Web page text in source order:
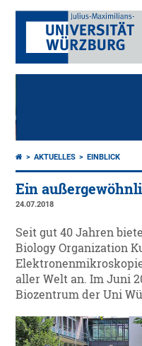
AKTUELLES EINBLICK
Ein
24.07.2018
Seit gut 40 Jahren
Biology Organization
aller Welt an. Im Juni
Biozentrum der Uni